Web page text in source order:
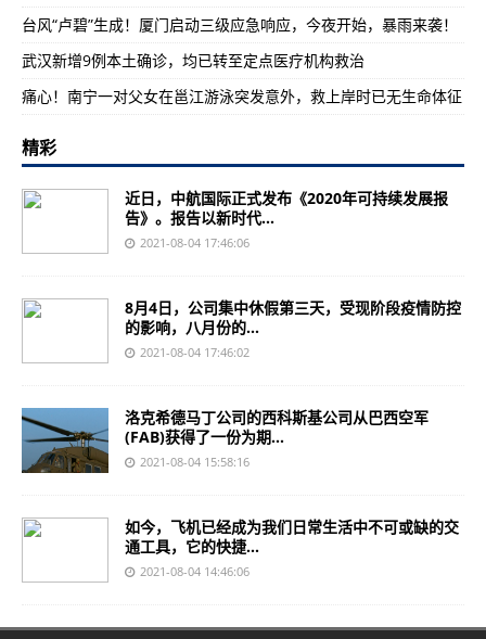
台风“卢碧”生成！厦门启动三级应急响应，今夜开始，暴雨来袭！
武汉新增9例本土确诊，均已转至定点医疗机构救治
痛心！南宁一对父女在邕江游泳突发意外，救上岸时已无生命体征
精彩
近日，中航国际正式发布《2020年可持续发展报
告》。报告以新时代...
2021-08-04 17:46:06
8月4日，公司集中休假第三天，受现阶段疫情防控
的影响，八月份的...
2021-08-04 17:46:02
洛克希德马丁公司的西科斯基公司从巴西空军
(FAB)获得了一份为期...
2021-08-04 15:58:16
如今，飞机已经成为我们日常生活中不可或缺的交
通工具，它的快捷...
2021-08-04 14:46:06